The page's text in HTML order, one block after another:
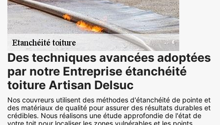
Des techniques avancées adoptées
par notre Entreprise étanchéité
toiture Artisan Delsuc
Nos couvreurs utilisent des méthodes d'étanchéité de pointe et
des matériaux de qualité pour assurer des résultats durables et
crédibles. Nous réalisons une étude approfondie de l'état de
votre toit pour localiser les zones vulnérables et les points